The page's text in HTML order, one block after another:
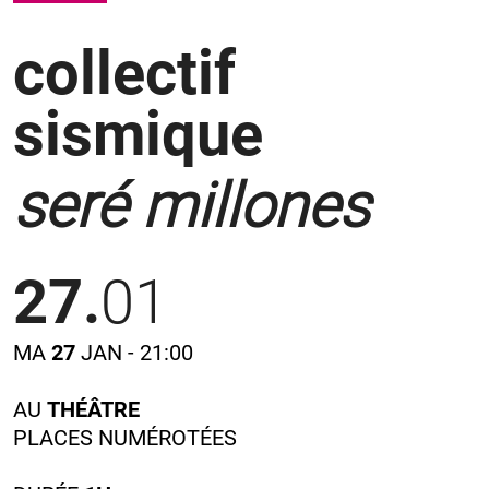
collectif
sismique
seré millones
27.01
MA 27 JAN - 21:00
AU THÉÂTRE
PLACES NUMÉROTÉES